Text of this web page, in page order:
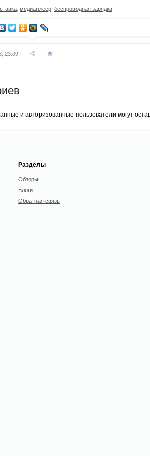
медиаплеер беспроводная зарядка
23:09
и авторизованные пользователи могут
Разделы
Обзоры
Блоги
Обратная связь